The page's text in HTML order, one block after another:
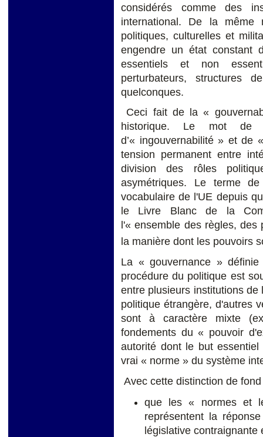
considérés comme des
international. De la même
politiques, culturelles et
engendre un état constant
essentiels et non
perturbateurs, structures
quelconques.
Ceci fait de la «
historique. Le mot de
d’« ingouvernabilité » et de
tension permanent entre
division des rôles
asymétriques. Le terme
vocabulaire de l'UE depuis
le Livre Blanc de la
l'« ensemble des règles,
la manière dont les pouvoirs
La « gouvernance »
procédure du politique est
entre plusieurs institutions
politique étrangère, d'autres
sont à caractère mixte
fondements du « pouvoir
autorité dont le but
vrai « norme » du système
Avec cette distinction de
que les « normes et
représentent la
législative contraignante